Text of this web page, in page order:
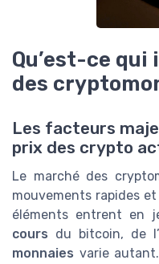
Qu’est-ce
des
Les facteurs
prix des crypto
Le marché des
mouvements rapides
éléments entrent en
cours du bitcoin, de
monnaies varie